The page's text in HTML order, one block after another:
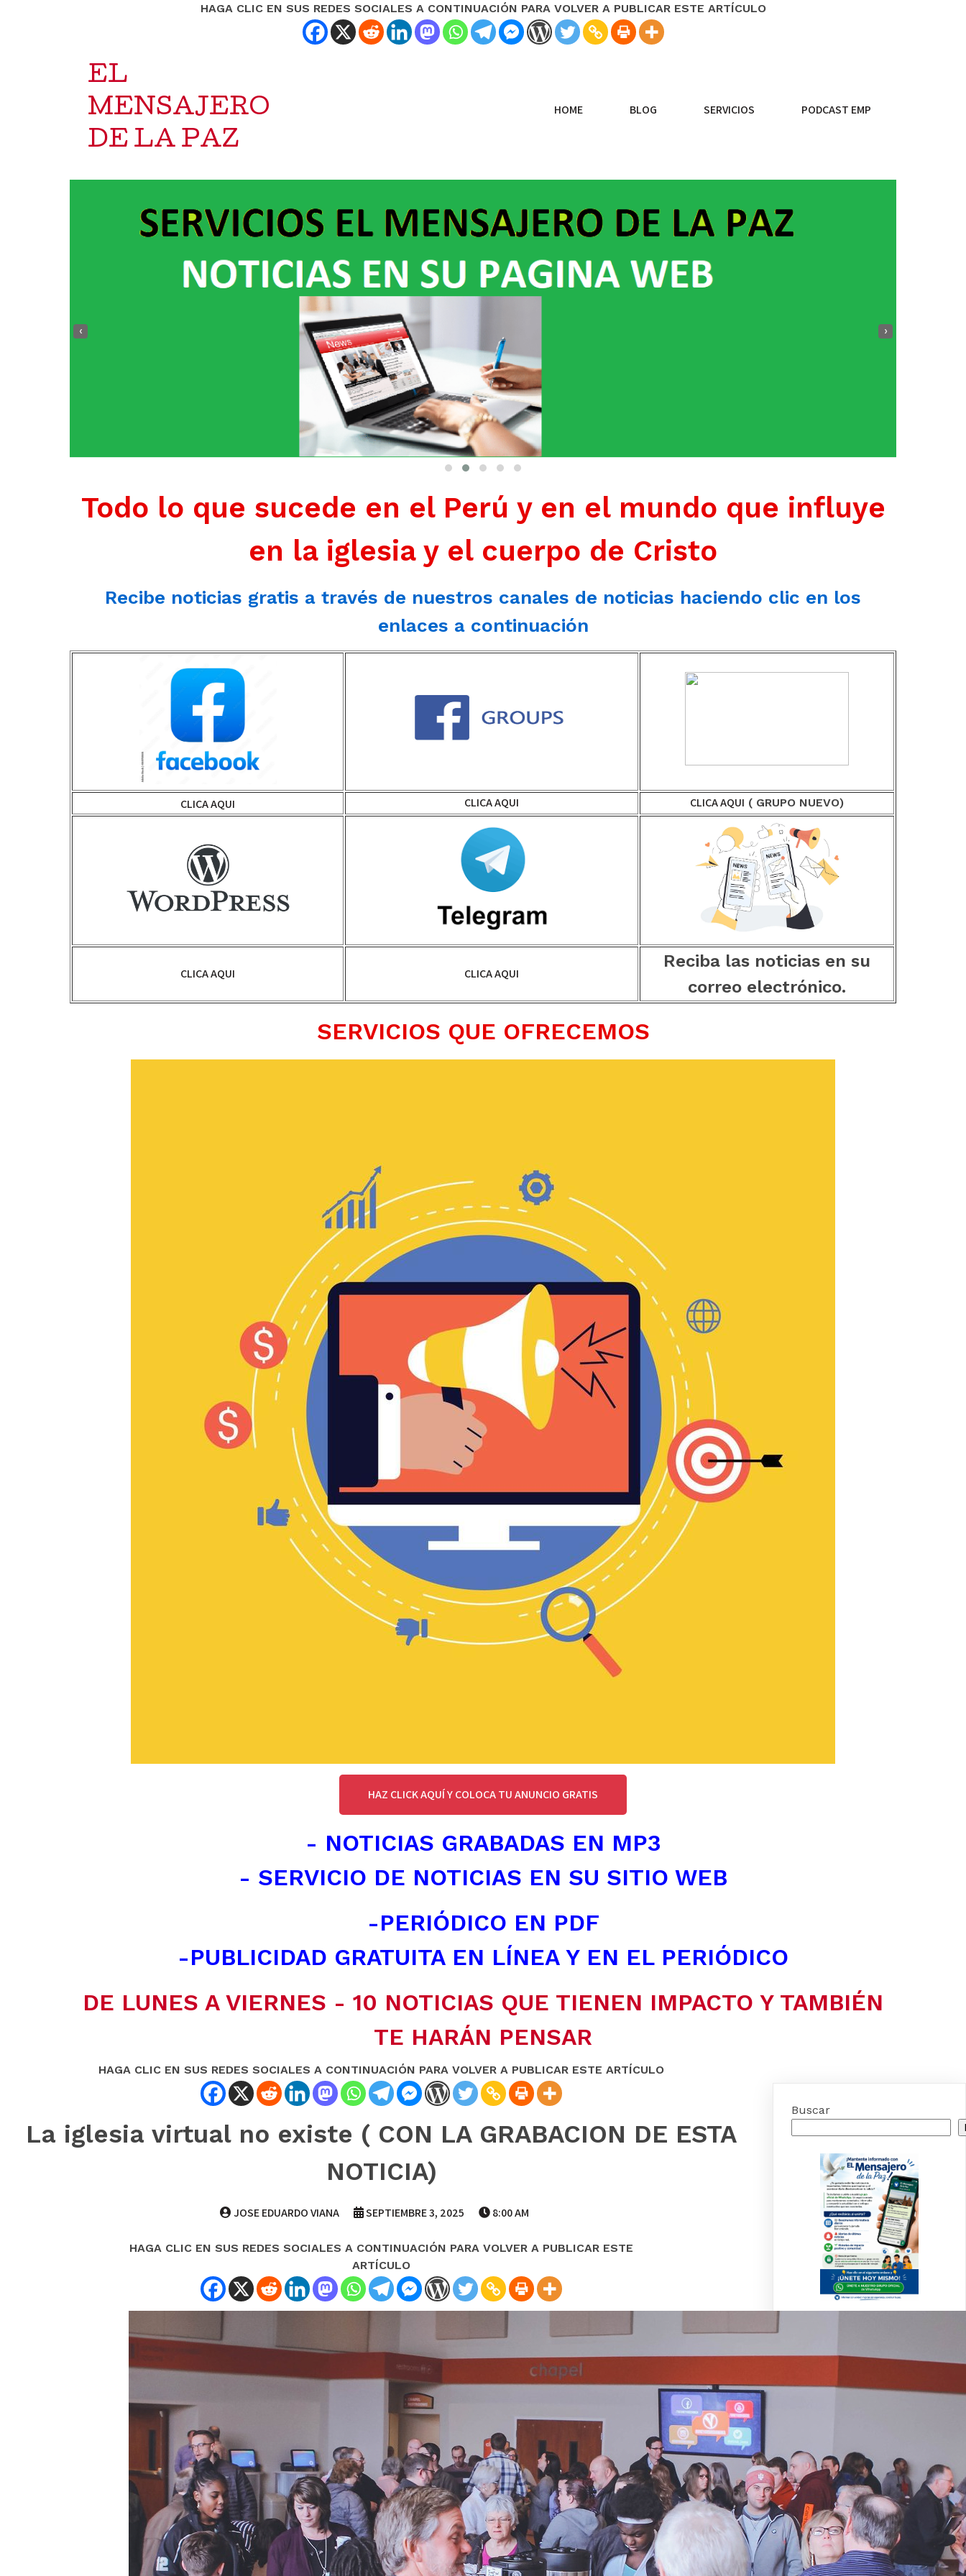
HAGA CLIC EN SUS REDES SOCIALES A CONTINUACIÓN PARA VOLVER A PUBLICAR ESTE ARTÍCULO
EL
MENSAJERO
DE LA PAZ
HOME BLOG SERVICIOS PODCAST EMP
‹ ›
Todo lo que sucede en el Perú y en el mundo que influye
en la iglesia y el cuerpo de Cristo
Recibe noticias gratis a través de nuestros canales de noticias haciendo clic en los
enlaces a continuación
CLICA AQUI CLICA AQUI CLICA AQUI ( GRUPO NUEVO)
CLICA AQUI CLICA AQUI
Reciba las noticias en su
correo electrónico.
SERVICIOS QUE OFRECEMOS
HAZ CLICK AQUÍ Y COLOCA TU ANUNCIO GRATIS
- NOTICIAS GRABADAS EN MP3
- SERVICIO DE NOTICIAS EN SU SITIO WEB
-PERIÓDICO EN PDF
-PUBLICIDAD GRATUITA EN LÍNEA Y EN EL PERIÓDICO
DE LUNES A VIERNES - 10 NOTICIAS QUE TIENEN IMPACTO Y TAMBIÉN
TE HARÁN PENSAR
HAGA CLIC EN SUS REDES SOCIALES A CONTINUACIÓN PARA VOLVER A PUBLICAR ESTE ARTÍCULO
La iglesia virtual no existe ( CON LA GRABACION DE ESTA
NOTICIA)
JOSE EDUARDO VIANA SEPTIEMBRE 3, 2025 8:00 AM
HAGA CLIC EN SUS REDES SOCIALES A CONTINUACIÓN PARA VOLVER A PUBLICAR ESTE
ARTÍCULO
Buscar
Recent Posts
PODRÍA USARSE COMO
«ARMA CENTRAL»
CONTRA LA FE EN EL
FUTURO
5 SEÑALES QUE ESTÁS
EN UNA SECTA (Y NO EN
LA IGLESIA DE CRISTO):